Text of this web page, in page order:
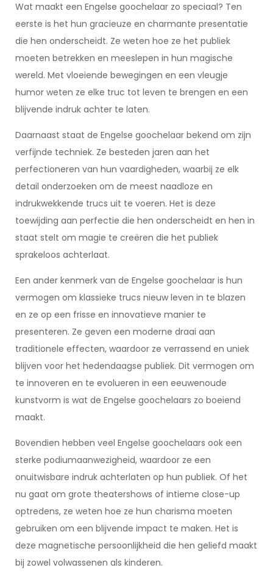
Wat maakt een Engelse goochelaar zo speciaal? Ten
eerste is het hun gracieuze en charmante presentatie
die hen onderscheidt. Ze weten hoe ze het publiek
moeten betrekken en meeslepen in hun magische
wereld. Met vloeiende bewegingen en een vleugje
humor weten ze elke truc tot leven te brengen en een
blijvende indruk achter te laten.
Daarnaast staat de Engelse goochelaar bekend om zijn
verfijnde techniek. Ze besteden jaren aan het
perfectioneren van hun vaardigheden, waarbij ze elk
detail onderzoeken om de meest naadloze en
indrukwekkende trucs uit te voeren. Het is deze
toewijding aan perfectie die hen onderscheidt en hen in
staat stelt om magie te creëren die het publiek
sprakeloos achterlaat.
Een ander kenmerk van de Engelse goochelaar is hun
vermogen om klassieke trucs nieuw leven in te blazen
en ze op een frisse en innovatieve manier te
presenteren. Ze geven een moderne draai aan
traditionele effecten, waardoor ze verrassend en uniek
blijven voor het hedendaagse publiek. Dit vermogen om
te innoveren en te evolueren in een eeuwenoude
kunstvorm is wat de Engelse goochelaars zo boeiend
maakt.
Bovendien hebben veel Engelse goochelaars ook een
sterke podiumaanwezigheid, waardoor ze een
onuitwisbare indruk achterlaten op hun publiek. Of het
nu gaat om grote theatershows of intieme close-up
optredens, ze weten hoe ze hun charisma moeten
gebruiken om een blijvende impact te maken. Het is
deze magnetische persoonlijkheid die hen geliefd maakt
bij zowel volwassenen als kinderen.